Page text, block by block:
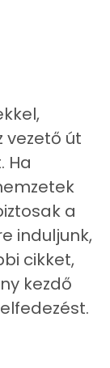
vezető út
Ha
a
induljunk,
cikket,
kezdő